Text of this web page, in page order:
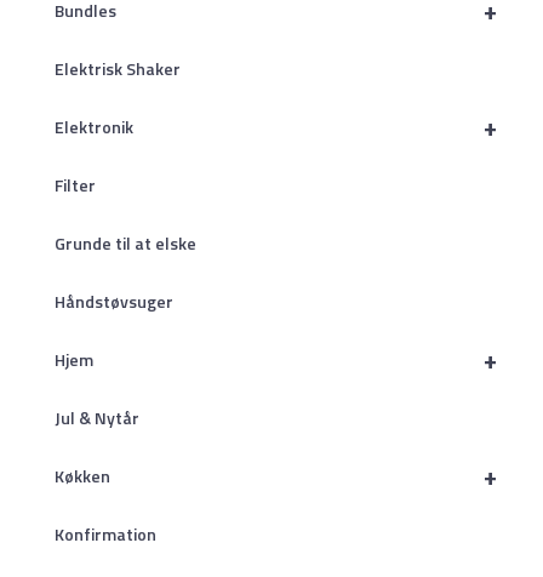
+
Bundles
Elektrisk Shaker
+
Elektronik
Filter
Grunde til at elske
Håndstøvsuger
+
Hjem
Jul & Nytår
+
Køkken
Konfirmation